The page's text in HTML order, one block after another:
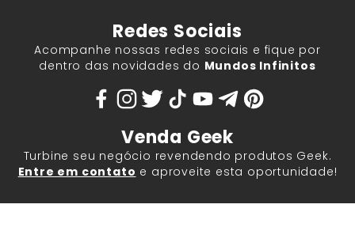
Redes Sociais
Acompanhe nossas redes sociais e fique por
dentro das novidades do Mundos Infinitos
Venda Geek
Turbine seu negócio revendendo produtos Geek.
Entre em contato e aproveite esta oportunidade!